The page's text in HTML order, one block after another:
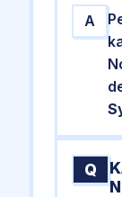
A
Q